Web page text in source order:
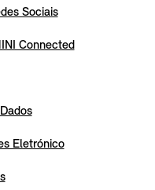
Sociais
Connected
Eletrónico